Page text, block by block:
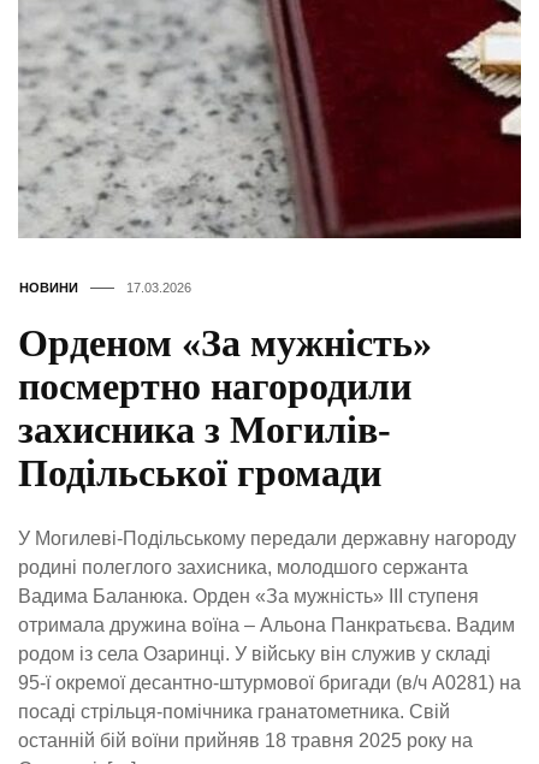
НОВИНИ 17.03.2026
Орденом «За мужність»
посмертно нагородили
захисника з Могилів-
Подільської громади
У Могилеві-Подільському передали державну нагороду
родині полеглого захисника, молодшого сержанта
Вадима Баланюка. Орден «За мужність» III ступеня
отримала дружина воїна – Альона Панкратьєва. Вадим
родом із села Озаринці. У війську він служив у складі
95-ї окремої десантно-штурмової бригади (в/ч А0281) на
посаді стрільця-помічника гранатометника. Свій
останній бій воїни прийняв 18 травня 2025 року на